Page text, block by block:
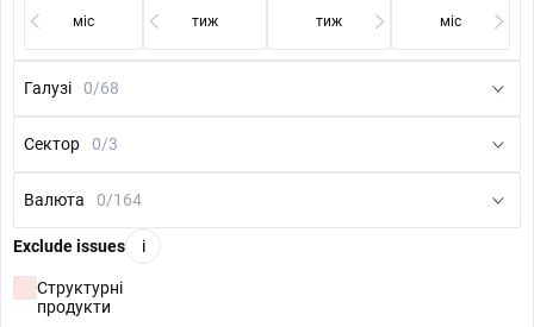
міс тиж тиж міс
Галузі 0/68
Сектор 0/3
Валюта 0/164
Exclude issues i
Структурні
продукти